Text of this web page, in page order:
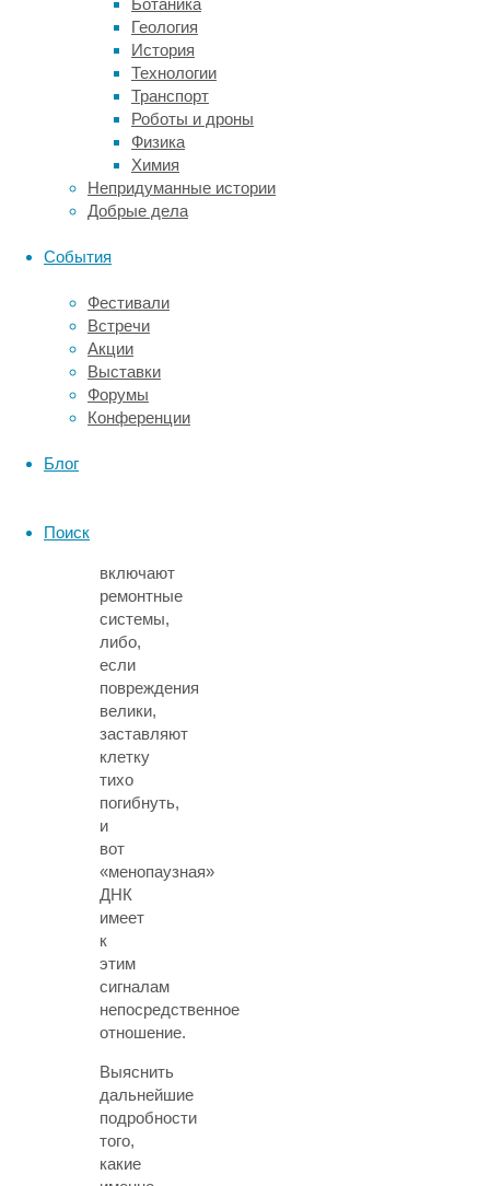
Ботаника
Геология
История
Технологии
Транспорт
Роботы и дроны
Физика
Химия
Непридуманные истории
Добрые дела
События
Фестивали
Встречи
Акции
Выставки
Форумы
Конференции
Блог
Поиск
установить,
что
ДНК,
связанная
наступлением
менопаузы,
связана
с
важными
клеточными
процессами,
контролирующими
состояние
генома.
Повреждения
включают
ремонтные
системы,
либо,
если
повреждения
велики,
заставляют
клетку
тихо
погибнуть,
и
вот
«менопаузная»
ДНК
имеет
к
этим
сигналам
непосредственное
отношение.
Выяснить
дальнейшие
подробности
того,
какие